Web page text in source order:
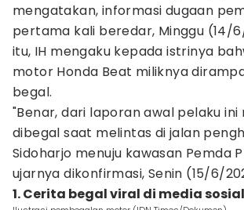
mengatakan, informasi dugaan
pertama kali beredar, Minggu (14/
itu, IH mengaku kepada istrinya
motor Honda Beat miliknya
begal.
"Benar, dari laporan awal pelaku ini
dibegal saat melintas di jalan
Sidoharjo menuju kawasan Pemda
ujarnya dikonfirmasi, Senin (15/6/
1. Cerita begal viral di media sosial